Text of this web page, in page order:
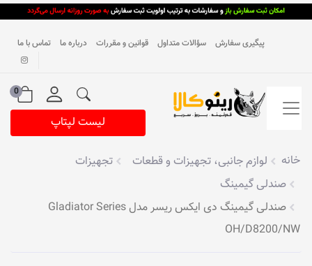
پیگیری سفارش سؤالات متداول قوانین و مقررات درباره ما تماس با ما
0
لیست لپتاپ
خانه لوازم جانبی، تجهیزات و قطعات
تجهیزات
صندلی گیمینگ
صندلی گیمینگ دی ایکس ریسر مدل Gladiator Series
OH/D8200/NW